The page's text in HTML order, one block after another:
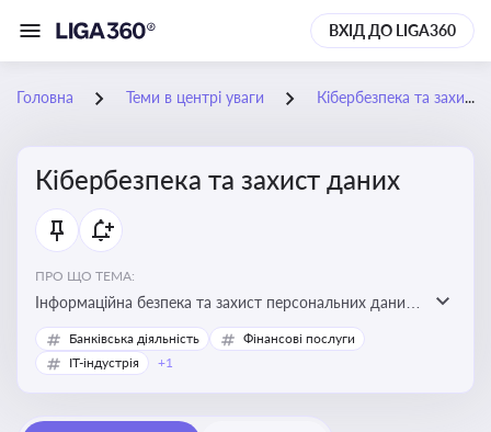
ВХІД ДО LIGA360
Головна Теми в центрі уваги Кібербезпека та захист даних
Кібербезпека та захист даних
ПРО ЩО ТЕМА:
Інформаційна безпека та захист персональних даних
на підприємстві
Банківська діяльність
Фінансові послуги
IT-індустрія
+1